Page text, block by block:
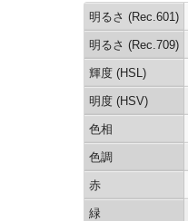
明るさ (Rec.601)
明るさ (Rec.709)
輝度 (HSL)
明度 (HSV)
色相
色調
赤
緑